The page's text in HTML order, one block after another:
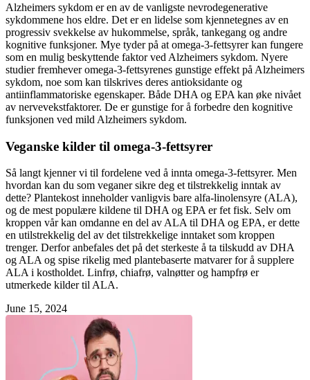
Alzheimers sykdom er en av de vanligste nevrodegenerative
sykdommene hos eldre. Det er en lidelse som kjennetegnes av en
progressiv svekkelse av hukommelse, språk, tankegang og andre
kognitive funksjoner. Mye tyder på at omega-3-fettsyrer kan fungere
som en mulig beskyttende faktor ved Alzheimers sykdom. Nyere
studier fremhever omega-3-fettsyrenes gunstige effekt på Alzheimers
sykdom, noe som kan tilskrives deres antioksidante og
antiinflammatoriske egenskaper. Både DHA og EPA kan øke nivået
av nervevekstfaktorer. De er gunstige for å forbedre den kognitive
funksjonen ved mild Alzheimers sykdom.
Veganske kilder til omega-3-fettsyrer
Så langt kjenner vi til fordelene ved å innta omega-3-fettsyrer. Men
hvordan kan du som veganer sikre deg et tilstrekkelig inntak av
dette? Plantekost inneholder vanligvis bare alfa-linolensyre (ALA),
og de mest populære kildene til DHA og EPA er fet fisk. Selv om
kroppen vår kan omdanne en del av ALA til DHA og EPA, er dette
en utilstrekkelig del av det tilstrekkelige inntaket som kroppen
trenger. Derfor anbefales det på det sterkeste å ta tilskudd av DHA
og ALA og spise rikelig med plantebaserte matvarer for å supplere
ALA i kostholdet. Linfrø, chiafrø, valnøtter og hampfrø er
utmerkede kilder til ALA.
June 15, 2024